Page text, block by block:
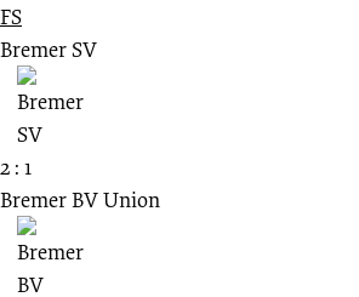
FS
Bremer SV
2 : 1
Bremer BV Union